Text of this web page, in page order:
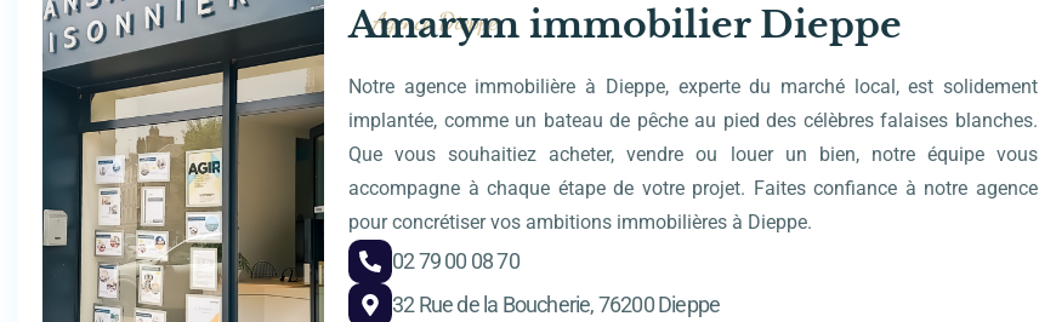
Agence Dieppe
Amarym immobilier Dieppe
Notre agence immobilière à Dieppe, experte du marché local, est solidement
implantée, comme un bateau de pêche au pied des célèbres falaises blanches.
Que vous souhaitiez acheter, vendre ou louer un bien, notre équipe vous
accompagne à chaque étape de votre projet. Faites confiance à notre agence
pour concrétiser vos ambitions immobilières à Dieppe.
02 79 00 08 70
32 Rue de la Boucherie, 76200 Dieppe